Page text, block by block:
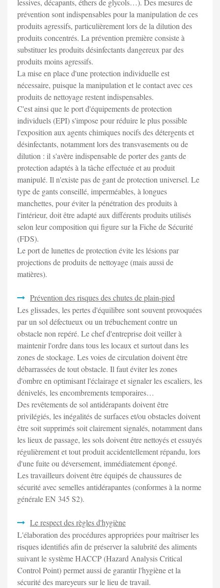
lessives, décapants, éthers de glycols…). Des mesures de
prévention sont indispensables pour la manipulation de ces
produits agressifs, particulièrement lors de la dilution des
produits concentrés. La prévention première consiste à
substituer les produits désinfectants dangereux par des
produits moins agressifs.
La mise en place d'une protection individuelle est
nécessaire, puisque la manipulation et le contact avec ces
produits de nettoyage restent indispensables.
C'est ainsi que le port d'équipements de protection
individuels (EPI) s'impose pour réduire le plus possible
l'exposition aux agents chimiques nocifs des détergents et
désinfectants, notamment lors des transvasements ou de
dilution : il s'avère indispensable de porter des gants de
protection adaptés à la tâche effectuée et au produit
manipulé. Il n'existe pas de gant de protection universel. Le
type de gants conseillé, imperméables, à longues
manchettes, pour éviter la pénétration des produits à
l'intérieur, doit être adapté aux différents produits utilisés
selon leur composition qui figure sur la Fiche de Sécurité
(FDS).
Le port de lunettes de protection évite les lésions par
projections de produits de nettoyage (mais aussi de
matières).
Prévention des risques des chutes de plain-pied
Les glissades, les pertes d'équilibre sont souvent provoquées
par un sol défectueux ou un trébuchement contre un
obstacle non repéré. Le chef d'entreprise doit veiller à
maintenir l'ordre dans tous les locaux et surtout dans les
zones de stockage. Les voies de circulation doivent être
débarrassées de tout obstacle. Il faut éviter les zones
d'ombre en optimisant l'éclairage et signaler les escaliers, les
dénivelés, les encombrements temporaires…
Des revêtements de sol antidérapants doivent être
privilégiés, les inégalités de surfaces et/ou obstacles doivent
être soit supprimés soit clairement signalés, notamment dans
les lieux de passage, les sols doivent être nettoyés et essuyés
régulièrement et tout produit accidentellement répandu, lors
d'une fuite ou déversement, immédiatement épongé.
Les travailleurs doivent être équipés de chaussures de
sécurité avec semelles antidérapantes (conformes à la norme
générale EN 345 S2).
Le respect des règles d'hygiène
L'élaboration des procédures appropriées pour maîtriser les
risques identifiés afin de préserver la salubrité des aliments
suivant le système HACCP (Hazard Analysis Critical
Control Point) permet aussi de garantir l'hygiène et la
sécurité des mareyeurs sur le lieu de travail.